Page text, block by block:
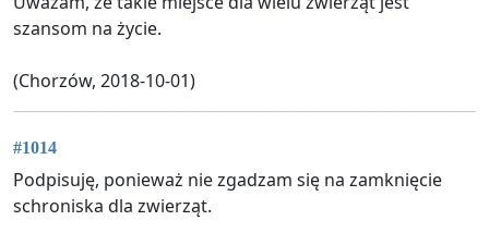
szansom na życie.
(Chorzów, 2018-10-01)
#1014
Podpisuję, ponieważ nie zgadzam się na zamknięcie
schroniska dla zwierząt.